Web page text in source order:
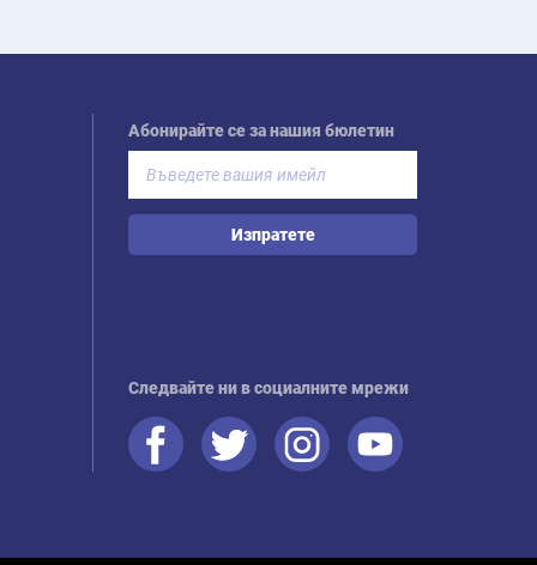
Абонирайте се за нашия бюлетин
Изпратете
Следвайте ни в социалните мрежи